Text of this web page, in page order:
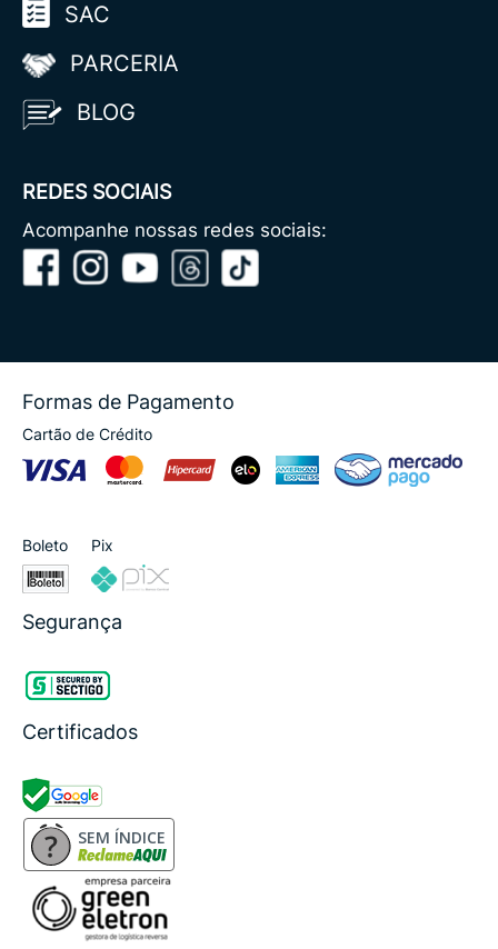
SAC
PARCERIA
BLOG
REDES SOCIAIS
Acompanhe nossas redes sociais:
Formas de Pagamento
Cartão de Crédito
Boleto Pix
Segurança
Certificados
SEM ÍNDICE